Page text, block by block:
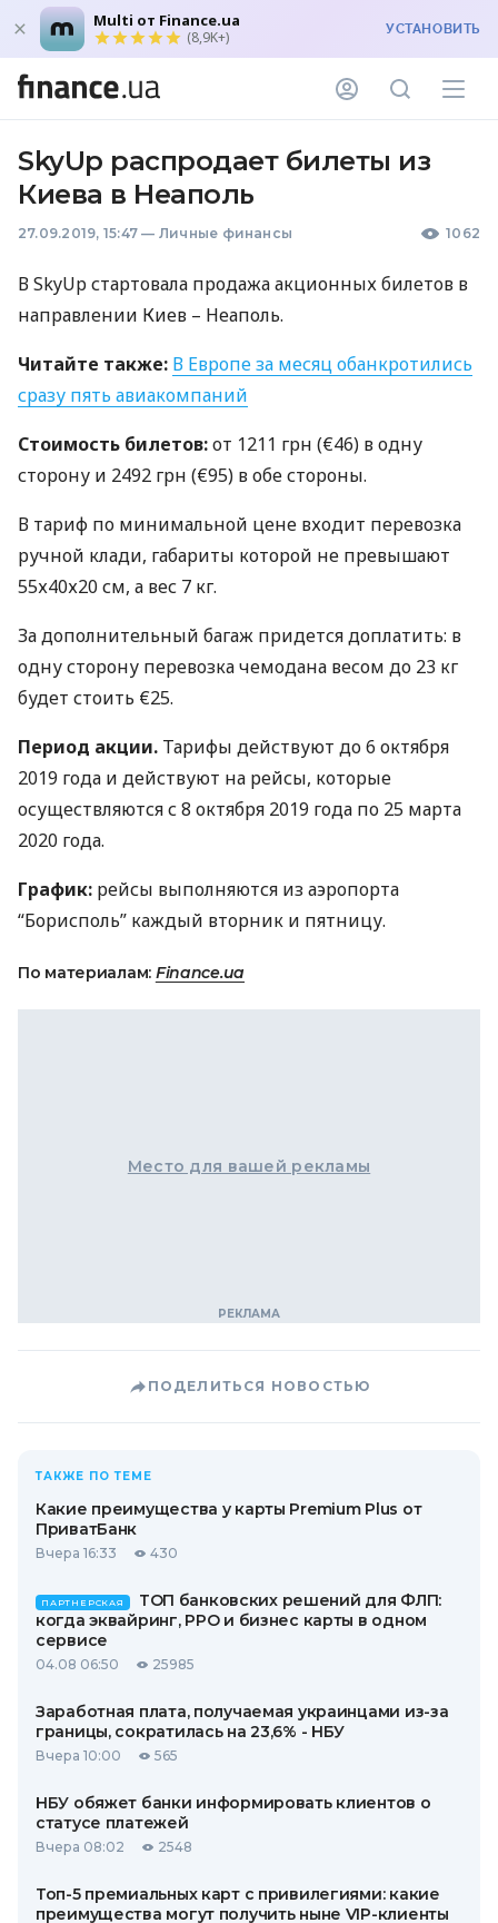
Multi от Finance.ua
(8,9K+) УСТАНОВИТЬ
SkyUp распродает билеты из
Киева в Неаполь
27.09.2019, 15:47 — Личные финансы 1062
В SkyUp стартовала продажа акционных билетов в
направлении Киев – Неаполь.
Читайте также: В Европе за месяц обанкротились
сразу пять авиакомпаний
Стоимость билетов:от 1211 грн (€46) в одну
сторону и 2492 грн (€95) в обе стороны.
В тариф по минимальной цене входит перевозка
ручной клади, габариты которой не превышают
55х40х20 см, а вес 7 кг.
За дополнительный багаж придется доплатить: в
одну сторону перевозка чемодана весом до 23 кг
будет стоить €25.
Период акции. Тарифы действуют до 6 октября
2019 года и действуют на рейсы, которые
осуществляются с 8 октября 2019 года по 25 марта
2020 года.
График: рейсы выполняются из аэропорта
“Борисполь” каждый вторник и пятницу.
По материалам: Finance.ua
Место для вашей рекламы
ПОДЕЛИТЬСЯ НОВОСТЬЮ
ТАКЖЕ ПО ТЕМЕ
Какие преимущества у карты Premium Plus от
ПриватБанк
Вчера 16:33 430
ПАРТНЕРСКАЯ
ТОП банковских решений для ФЛП:
когда эквайринг, РРО и бизнес карты в одном
сервисе
04.08 06:50 25985
Заработная плата, получаемая украинцами из-за
границы, сократилась на 23,6% - НБУ
Вчера 10:00 565
НБУ обяжет банки информировать клиентов о
статусе платежей
Вчера 08:02 2548
Топ-5 премиальных карт с привилегиями: какие
преимущества могут получить ныне VIP-клиенты